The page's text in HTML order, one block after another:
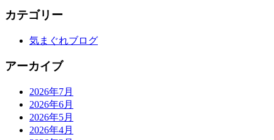
カテゴリー
気まぐれブログ
アーカイブ
2026年7月
2026年6月
2026年5月
2026年4月